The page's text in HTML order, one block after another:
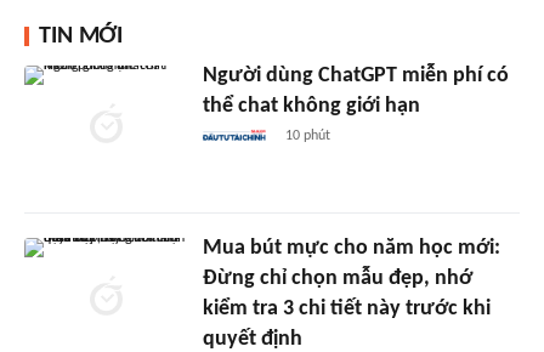
TIN MỚI
Người dùng ChatGPT miễn phí có
thể chat không giới hạn
10 phút
Mua bút mực cho năm học mới:
Đừng chỉ chọn mẫu đẹp, nhớ
kiểm tra 3 chi tiết này trước khi
quyết định